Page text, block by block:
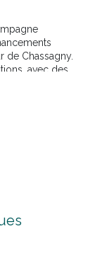
de Chassagny.
avec des
est exposé